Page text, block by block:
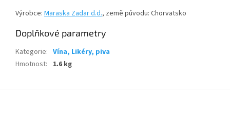
Výrobce: Maraska Zadar d.d., země původu: Chorvatsko
Doplňkové parametry
Kategorie: Vína, Likéry, piva
Hmotnost: 1.6 kg